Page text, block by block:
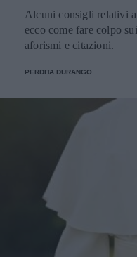
Alcuni consigli relativi
ecco come fare colpo
aforismi e citazioni.
PERDITA DURANGO